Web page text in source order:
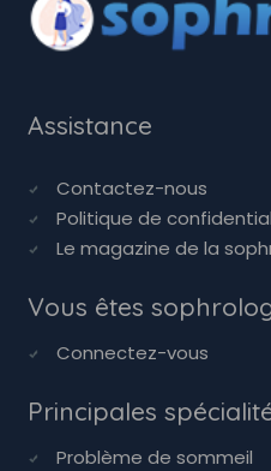
Assistance
Contactez-nous
Politique de
Le magazine de la
Vous êtes
Connectez-vous
Principales
Problème de sommeil